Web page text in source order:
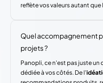
reflète vos valeurs autant que
Quel accompagnement
projets ?
Panopli, ce n'est pas juste
dédiée à vos côtés. De l'